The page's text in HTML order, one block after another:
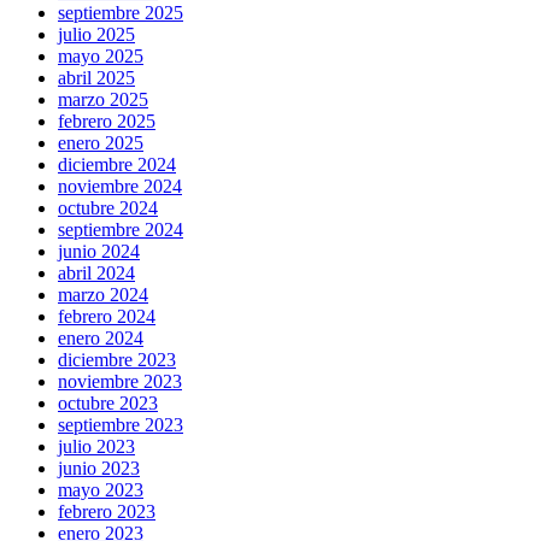
septiembre 2025
julio 2025
mayo 2025
abril 2025
marzo 2025
febrero 2025
enero 2025
diciembre 2024
noviembre 2024
octubre 2024
septiembre 2024
junio 2024
abril 2024
marzo 2024
febrero 2024
enero 2024
diciembre 2023
noviembre 2023
octubre 2023
septiembre 2023
julio 2023
junio 2023
mayo 2023
febrero 2023
enero 2023